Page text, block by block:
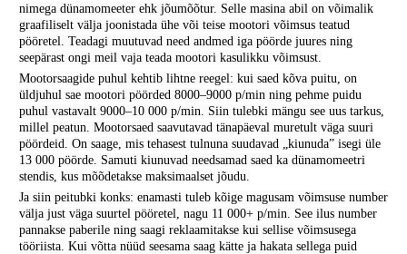
nimega dünamomeeter ehk jõumõõtur. Selle masina abil on võimalik
graafiliselt välja joonistada ühe või teise mootori võimsus teatud
pööretel. Teadagi muutuvad need andmed iga pöörde juures ning
seepärast ongi meil vaja teada mootori kasulikku võimsust.
Mootorsaagide puhul kehtib lihtne reegel: kui saed kõva puitu, on
üldjuhul sae mootori pöörded 8000–9000 p/min ning pehme puidu
puhul vastavalt 9000–10 000 p/min. Siin tulebki mängu see uus tarkus,
millel peatun. Mootorsaed saavutavad tänapäeval muretult väga suuri
pöördeid. On saage, mis tehasest tulnuna suudavad „kiunuda” isegi üle
13 000 pöörde. Samuti kiunuvad needsamad saed ka dünamomeetri
stendis, kus mõõdetakse maksimaalset jõudu.
Ja siin peitubki konks: enamasti tuleb kõige magusam võimsuse number
välja just väga suurtel pööretel, nagu 11 000+ p/min. See ilus number
pannakse paberile ning saagi reklaamitakse kui sellise võimsusega
tööriista. Kui võtta nüüd seesama saag kätte ja hakata sellega puid